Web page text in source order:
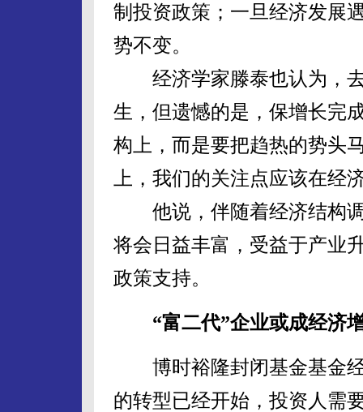
制投资政策；一旦经济发展
势不变。
经济学家滕泰也认为，去
生，但遗憾的是，保增长完
构上，而是要把趋热的势头
上，我们的关注点应该在经
他说，伴随着经济结构调
将会日益丰富，受益于产业
政策支持。
“富二代”企业或成经济
博时裕隆封闭基金基金经
的转型已经开始，投资人需